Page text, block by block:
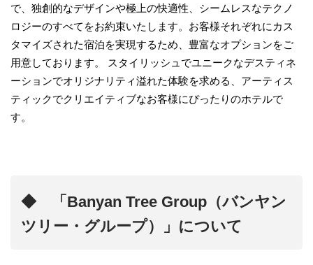
で、独創的なデザインや極上の快適性、シームレスなテクノ
ロジーのすべてをお約束いたします。お客様それぞれにカス
タマイズされた宿泊を実現するため、豊富なオプションをご
用意しております。 スタイリッシュでユニークなデスティネ
ーションでオリジナリティ溢れた体験を求める、アーティス
ティックでクリエイティブなお客様にぴったりのホテルで
す。
◆ 「Banyan Tree Group（バンヤン
ツリー・グループ）」について